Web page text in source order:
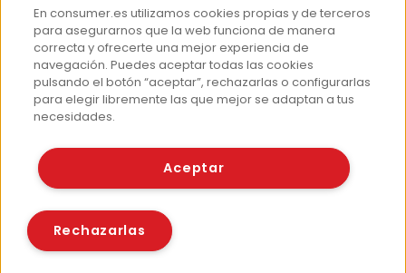
Hemeroteca
Contacto
Prensa
Corpus Lingüístico Consumer
© Fundación EROSKI
Políticas de cookies
En consumer.es utilizamos cookies propias y de terceros
para asegurarnos que la web funciona de manera
correcta y ofrecerte una mejor experiencia de
navegación. Puedes aceptar todas las cookies
pulsando el botón “aceptar”, rechazarlas o configurarlas
para elegir libremente las que mejor se adaptan a tus
necesidades.
Aceptar
Rechazarlas